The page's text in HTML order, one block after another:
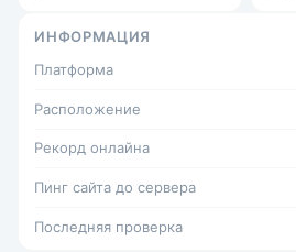
ИНФОРМАЦИЯ
Платформа
Расположение
Рекорд онлайна
Пинг сайта до сервера
Последняя проверка